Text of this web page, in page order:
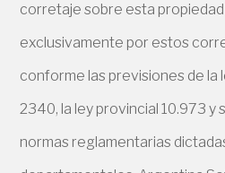
corretaje sobre esta
exclusivamente por estos
conforme las previsiones de la
2340, la ley provincial 10.973 y
normas reglamentarias